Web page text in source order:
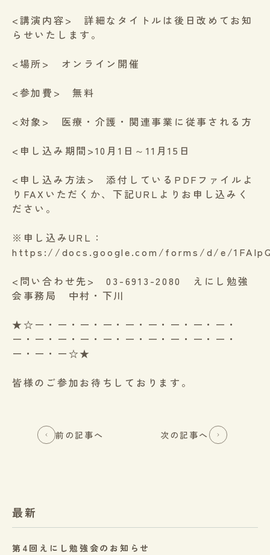
<講演内容> 詳細なタイトルは後日改めてお知
らせいたします。
<場所> オンライン開催
<参加費> 無料
<対象> 医療・介護・関連事業に従事される方
<申し込み期間>10月1日～11月15日
<申し込み方法> 添付しているPDFファイルよ
りFAXいただくか、下記URLよりお申し込みく
ださい。
※申し込みURL：
https://docs.google.com/forms/d/e/
<問い合わせ先> 03-6913-2080 えにし勉強
会事務局 中村・下川
★☆ー・ー・ー・ー・ー・ー・ー・ー・ー・
ー・ー・ー・ー・ー・ー・ー・ー・ー・ー・
ー・ー・ー☆★
皆様のご参加お待ちしております。
前の記事へ 次の記事へ
最新
第4回えにし勉強会のお知らせ